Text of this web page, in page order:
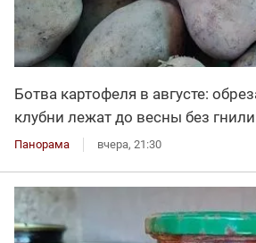
Ботва картофеля в августе:
клубни лежат до весны без гнили
Панорама вчера, 21:30